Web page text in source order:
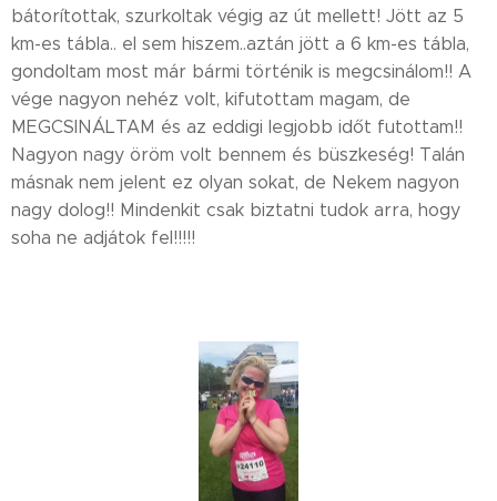
bátorítottak, szurkoltak végig az út mellett! Jött az 5
km-es tábla.. el sem hiszem..aztán jött a 6 km-es tábla,
gondoltam most már bármi történik is megcsinálom!! A
vége nagyon nehéz volt, kifutottam magam, de
MEGCSINÁLTAM és az eddigi legjobb időt futottam!!
Nagyon nagy öröm volt bennem és büszkeség! Talán
másnak nem jelent ez olyan sokat, de Nekem nagyon
nagy dolog!! Mindenkit csak biztatni tudok arra, hogy
soha ne adjátok fel!!!!!